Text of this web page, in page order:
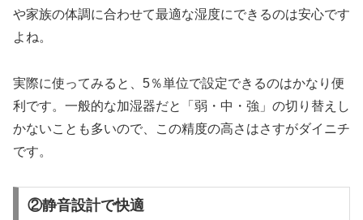
や家族の体調に合わせて最適な湿度にできるのは安心です
よね。
実際に使ってみると、5％単位で設定できるのはかなり便
利です。一般的な加湿器だと「弱・中・強」の切り替えし
かないことも多いので、この精度の高さはさすがダイニチ
です。
②静音設計で快適